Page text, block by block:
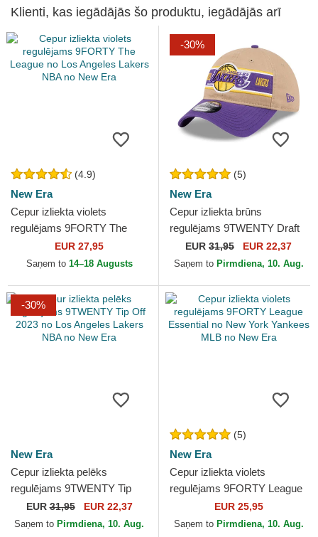
Klienti, kas iegādājās šo produktu, iegādājās arī
(4.9)
New Era
Cepur izliekta violets
regulējams 9FORTY The
League no Los Angeles
Lakers NBA no New Era
EUR 27,95
Saņem to 14–18 Augusts
-30%
(5)
New Era
Cepur izliekta brūns
regulējams 9TWENTY Draft
2024 no Los Angeles Lakers
NBA no New Era
EUR 31,95 EUR 22,37
Saņem to Pirmdiena, 10. Aug.
-30%
New Era
Cepur izliekta pelēks
regulējams 9TWENTY Tip
Off 2023 no Los Angeles
Lakers NBA no New Era
EUR31,95 EUR 22,37
Saņem to Pirmdiena, 10. Aug.
(5)
New Era
Cepur izliekta violets
regulējams 9FORTY League
Essential no New York
Yankees MLB no New Era
EUR 25,95
Saņem to Pirmdiena, 10. Aug.